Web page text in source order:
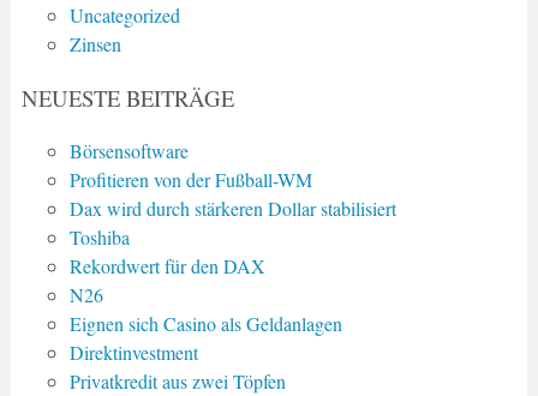
Uncategorized
Zinsen
NEUESTE BEITRÄGE
Börsensoftware
Profitieren von der Fußball-WM
Dax wird durch stärkeren Dollar stabilisiert
Toshiba
Rekordwert für den DAX
N26
Eignen sich Casino als Geldanlagen
Direktinvestment
Privatkredit aus zwei Töpfen